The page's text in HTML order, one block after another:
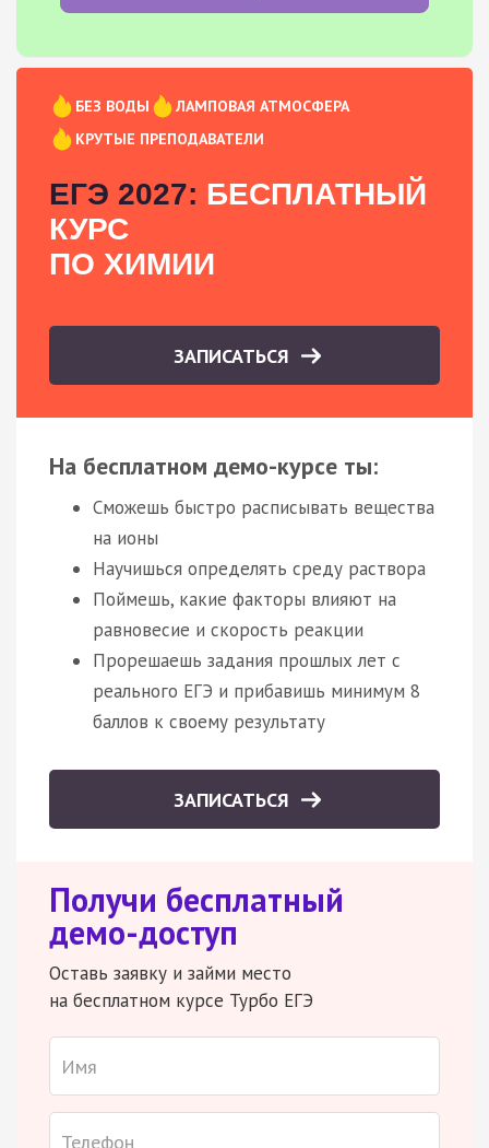
БЕЗ ВОДЫ
ЛАМПОВАЯ АТМОСФЕРА
КРУТЫЕ ПРЕПОДАВАТЕЛИ
ЕГЭ 2027: БЕСПЛАТНЫЙ
КУРС
ПО ХИМИИ
ЗАПИСАТЬСЯ
На бесплатном демо-курсе ты:
Сможешь быстро расписывать вещества
на ионы
Научишься определять среду раствора
Поймешь, какие факторы влияют на
равновесие и скорость реакции
Прорешаешь задания прошлых лет с
реального ЕГЭ и прибавишь минимум 8
баллов к своему результату
ЗАПИСАТЬСЯ
Получи бесплатный
демо-доступ
Оставь заявку и займи место
на бесплатном курсе Турбо ЕГЭ